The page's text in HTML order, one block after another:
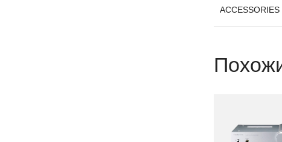
ACCESSORIES